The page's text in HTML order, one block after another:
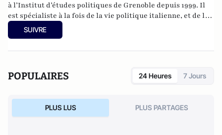
à l’Institut d’études politiques de Grenoble depuis 1999. Il
est spécialiste à la fois de la vie politique italienne, et de la
vie politique européenne, en particulier sous l’angle des
partis.
SUIVRE
POPULAIRES 24 Heures 7 Jours
PLUS LUS PLUS PARTAGES